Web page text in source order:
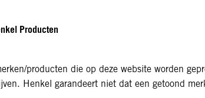
Producten
producten die op deze website worden
Henkel garandeert niet dat een getoond